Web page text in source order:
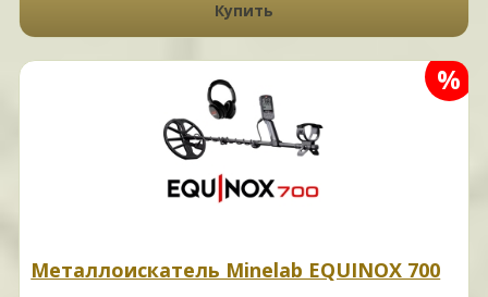
Купить
%
Металлоискатель Minelab EQUINOX 700